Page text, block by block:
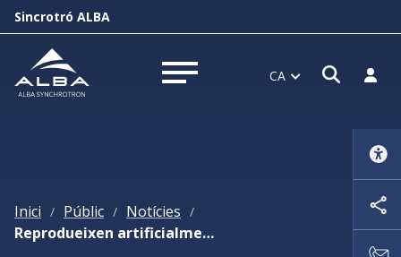
Sincrotró ALBA
Obrir menú CA Obrir
Inici / Públic / Notícies /
Reprodueixen artificialment les funcions d'aprenentatge i oblit del cervell amb sistemes magnètics